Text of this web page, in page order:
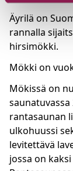
Äyrilä on
rannalla
hirsimökki.
Mökki on
Mökissä on
rantasaunan
ulkohuussi
levitettävä
jossa on